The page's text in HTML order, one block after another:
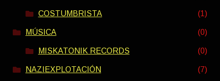
COSTUMBRISTA (1)
MÚSICA (0)
MISKATONIK RECORDS (0)
NAZIEXPLOTACIÓN (7)